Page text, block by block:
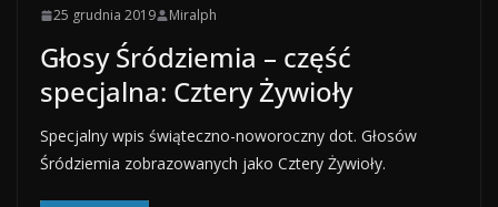
25 grudnia 2019 Miralph
Głosy Śródziemia – część
specjalna: Cztery Żywioły
Specjalny wpis świąteczno-noworoczny dot. Głosów
Śródziemia zobrazowanych jako Cztery Żywioły.